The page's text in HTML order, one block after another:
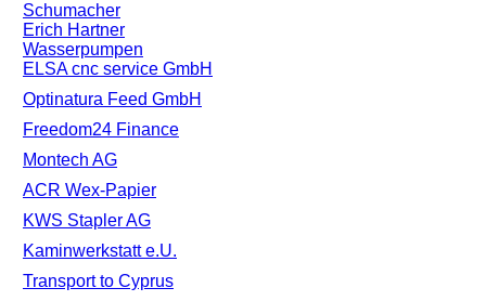
Schumacher
Erich Hartner
Wasserpumpen
ELSA cnc service GmbH
Optinatura Feed GmbH
Freedom24 Finance
Montech AG
ACR Wex-Papier
KWS Stapler AG
Kaminwerkstatt e.U.
Transport to Cyprus